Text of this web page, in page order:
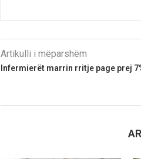
Artikulli i mëparshëm
Infermierët marrin rritje page prej